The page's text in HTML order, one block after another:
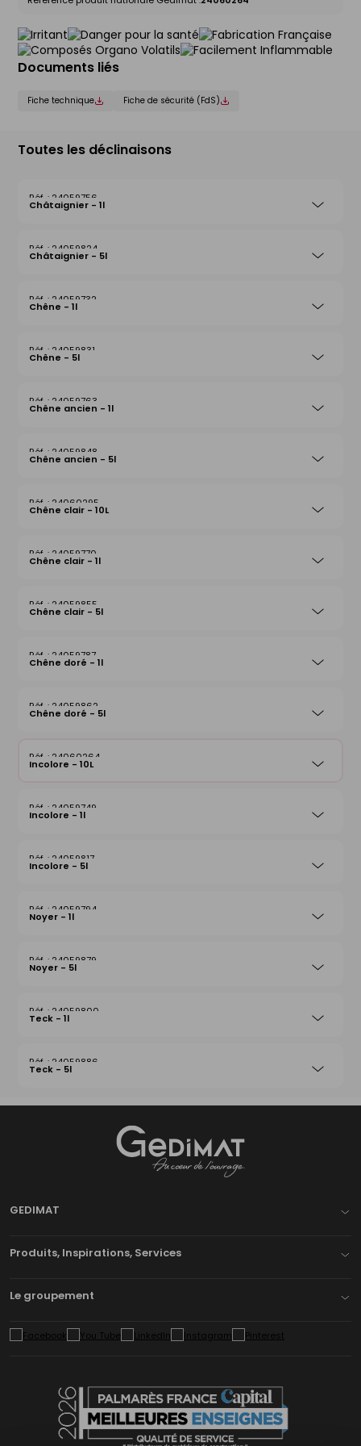
Documents liés
Fiche technique Fiche de sécurité (FdS)
Toutes les déclinaisons
24059756
Châtaignier - 1l
24059824
Châtaignier - 5l
24059732
Chêne - 1l
24059831
Chêne - 5l
24059763
Chêne ancien - 1l
24059848
Chêne ancien - 5l
24060295
Chêne clair - 10L
24059770
Chêne clair - 1l
24059855
Chêne clair - 5l
24059787
Chêne doré - 1l
24059862
Chêne doré - 5l
24060264
Incolore - 10L
24059749
Incolore - 1l
24059817
Incolore - 5l
24059794
Noyer - 1l
24059879
Noyer - 5l
24059800
Teck - 1l
24059886
Teck - 5l
GEDIMAT
Produits, Inspirations, Services
Le groupement